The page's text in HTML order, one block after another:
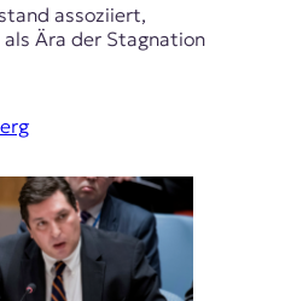
assoziiert,
Ära der Stagnation